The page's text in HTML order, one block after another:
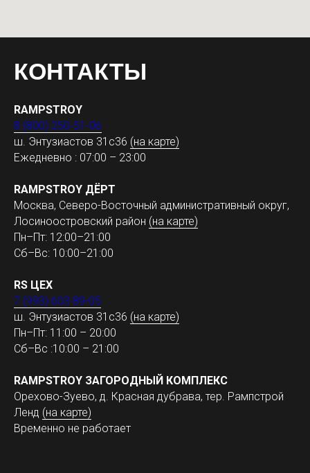
КОНТАКТЫ
RAMPSTROY
8 (800) 250-51-06
ш. Энтузиастов 31с36 (на карте)
Ежедневно : 07:00 – 23:00
RAMPSTROY ДЁРТ
Москва, Северо-Восточный административный округ,
Лосиноостровский район (на карте)
Пн–Пт: 12:00–21:00
Сб–Вс: 10:00–21:00
RS ЦЕХ
7 (993) 603 89-05
ш. Энтузиастов 31с36 (на карте)
Пн–Пт: 11:00 – 20:00
Сб–Вс :10:00 – 21:00
RAMPSTROY ЗАГОРОДНЫЙ КОМПЛЕКС
Орехово-Зуево, д. Красная дубрава, тер. Рампстрой
Ленд (на карте)
Временно не работает